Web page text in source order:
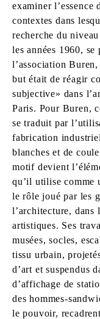
examiner
contextes dans
recherche du
les années 1960,
l’association
but était de réagir
subjective» dans
Paris. Pour Buren,
se traduit par
fabrication
blanches et de
motif devient
qu’il utilise comme
le rôle joué par les
l’architecture, dans
artistiques. Ses
musées, socles,
tissu urbain,
d’art et suspendus
d’affichage de
des hommes-
le pouvoir,